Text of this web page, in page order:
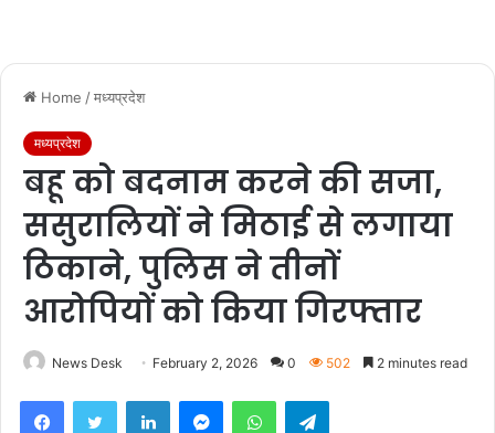
Home /मध्यप्रदेश
मध्यप्रदेश
बहू को बदनाम करने की सजा,
ससुरालियों ने मिठाई से लगाया
ठिकाने, पुलिस ने तीनों
आरोपियों को किया गिरफ्तार
News Desk February 2, 2026 0 502 2 minutes read